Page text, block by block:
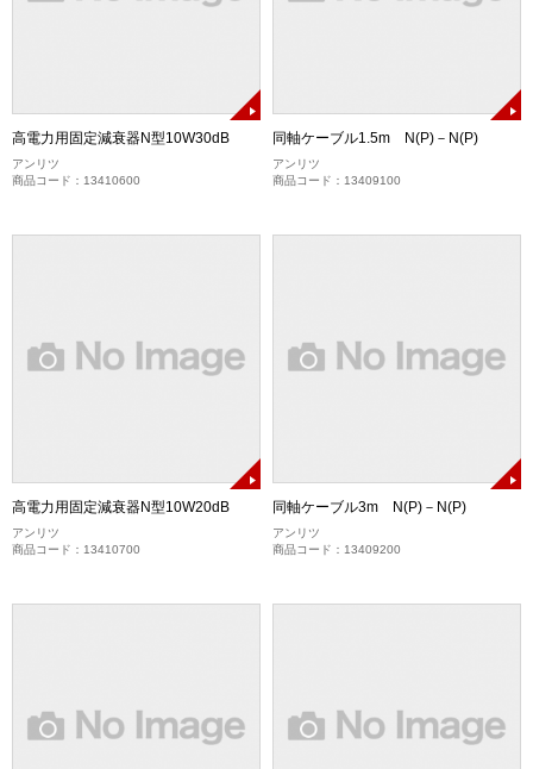
高電力用固定減衰器N型10W30dB
アンリツ
商品コード：13410600
同軸ケーブル1.5m N(P)－N(P)
アンリツ
商品コード：13409100
高電力用固定減衰器N型10W20dB
アンリツ
商品コード：13410700
同軸ケーブル3m N(P)－N(P)
アンリツ
商品コード：13409200